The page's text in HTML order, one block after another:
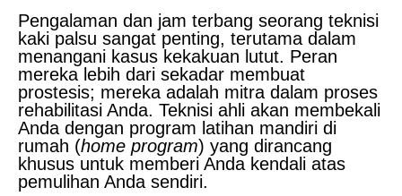
Pengalaman dan jam terbang seorang teknisi
kaki palsu sangat penting, terutama dalam
menangani kasus kekakuan lutut. Peran
mereka lebih dari sekadar membuat
prostesis; mereka adalah mitra dalam proses
rehabilitasi Anda. Teknisi ahli akan membekali
Anda dengan program latihan mandiri di
rumah (home program) yang dirancang
khusus untuk memberi Anda kendali atas
pemulihan Anda sendiri.